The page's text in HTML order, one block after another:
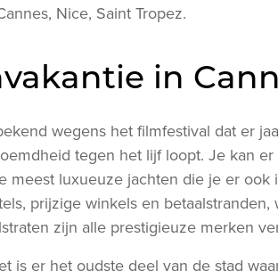
Nice, Saint Tropez.
in
wegens het filmfestival dat er
tegen het lijf loopt. Je kan
meest luxueuze jachten die je er
prijzige winkels en
zijn alle prestigieuze merken
is er het oudste deel van de stad